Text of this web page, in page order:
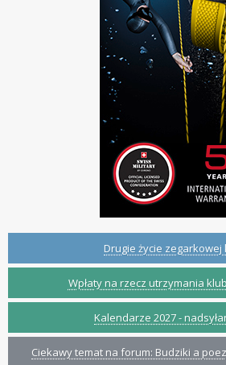
Drugie życie zegarkowej
Wpłaty na rzecz utrzymania
Kalendarze 2027 -
Ciekawy temat na forum: Budziki a